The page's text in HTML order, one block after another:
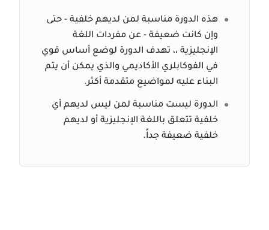
هذه الدورة مناسبة لمن لديهم خلفية - حتى
وإن كانت ضعيفة - عن مفردات اللغة
الإنجليزية ،، تهدف الدورة لوضع أساس قوي
في الفوكابلري الأكاديمي والذي يمكن أن يتم
البناء عليه لمواضيع متقدمة أكثر.
الدورة ليست مناسبة لمن ليس لديهم أي
خلفية تتعلق باللغة الإنجليزية أو لديهم
خلفية ضعيفة جداً.